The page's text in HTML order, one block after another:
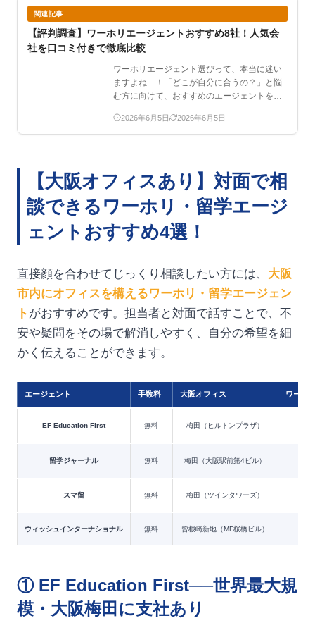
関連記事
【評判調査】ワーホリエージェントおすすめ8社！人気会
社を口コミ付きで徹底比較
ワーホリエージェント選びって、本当に迷い
ますよね…！「どこが自分に合うの？」と悩
む方に向けて、おすすめのエージェントをま
2026年6月5日 2026年6月5日
【大阪オフィスあり】対面で相
談できるワーホリ・留学エージ
ェントおすすめ4選！
直接顔を合わせてじっくり相談したい方には、 大阪
市内にオフィスを構えるワーホリ・留学エージェン
ト がおすすめです。担当者と対面で話すことで、不
安や疑問をその場で解消しやすく、自分の希望を細
かく伝えることができます。
エージェント 手数料 大阪オフィス ワーホ
EF Education First 無料 梅田（ヒルトンプラザ）
留学ジャーナル 無料 梅田（大阪駅前第4ビル）
スマ留 無料 梅田（ツインタワーズ）
ウィッシュインターナショナル 無料 曾根崎新地（MF桜橋ビル）
① EF Education First──世界最大規
模・大阪梅田に支社あり